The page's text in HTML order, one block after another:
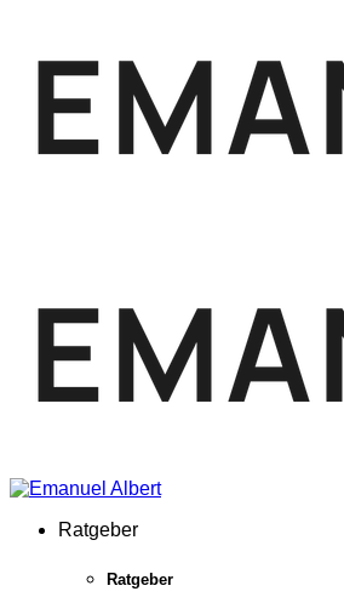
Ratgeber
Ratgeber